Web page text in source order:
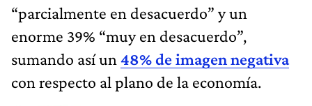
“parcialmente en desacuerdo” y un
enorme 39% “muy en desacuerdo”,
sumando así un 48% de imagen negativa
con respecto al plano de la economía.